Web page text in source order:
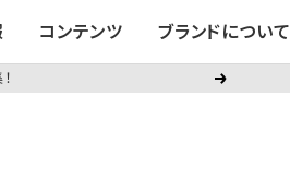
コンテンツ ブランドについて
次